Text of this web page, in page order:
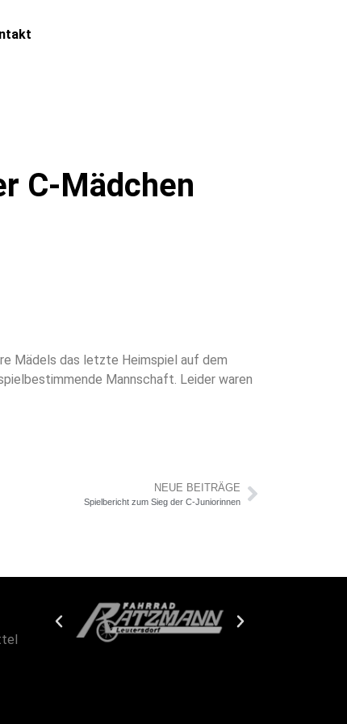
C-Mädchen
Mädels das letzte Heimspiel auf dem
Mannschaft. Leider waren
NEUE BEITRÄGE
Spielbericht zum Sieg der C-Juniorinnen